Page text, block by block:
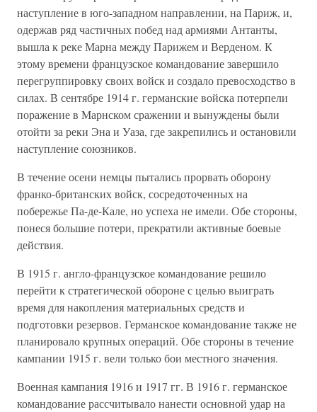
наступление в юго-западном направлении, на Париж, и,
одержав ряд частичных побед над армиями Антанты,
вышла к реке Марна между Парижем и Верденом. К
этому времени французское командование завершило
перегруппировку своих войск и создало превосходство в
силах. В сентябре 1914 г. германские войска потерпели
поражение в Марнском сражении и вынуждены были
отойти за реки Эна и Уаза, где закрепились и остановили
наступление союзников.
В течение осени немцы пытались прорвать оборону
франко-британских войск, сосредоточенных на
побережье Па-де-Кале, но успеха не имели. Обе стороны,
понеся большие потери, прекратили активные боевые
действия.
В 1915 г. англо-французское командование решило
перейти к стратегической обороне с целью выиграть
время для накопления материальных средств и
подготовки резервов. Германское командование также не
планировало крупных операций. Обе стороны в течение
кампании 1915 г. вели только бои местного значения.
Военная кампания 1916 и 1917 гг. В 1916 г. германское
командование рассчитывало нанести основной удар на